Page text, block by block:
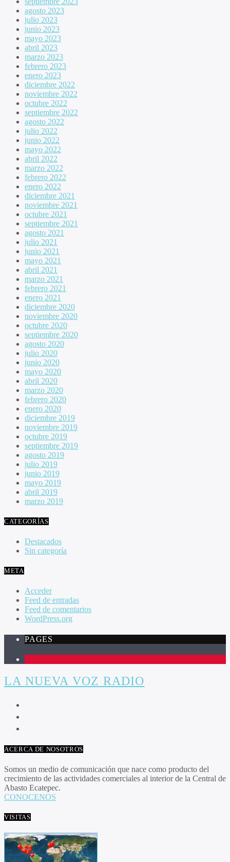
agosto 2023
julio 2023
junio 2023
mayo 2023
abril 2023
marzo 2023
febrero 2023
enero 2023
diciembre 2022
noviembre 2022
octubre 2022
septiembre 2022
agosto 2022
julio 2022
junio 2022
mayo 2022
abril 2022
marzo 2022
febrero 2022
enero 2022
diciembre 2021
noviembre 2021
octubre 2021
septiembre 2021
agosto 2021
julio 2021
junio 2021
mayo 2021
abril 2021
marzo 2021
febrero 2021
enero 2021
diciembre 2020
noviembre 2020
octubre 2020
septiembre 2020
agosto 2020
julio 2020
junio 2020
mayo 2020
abril 2020
marzo 2020
febrero 2020
enero 2020
diciembre 2019
noviembre 2019
octubre 2019
septiembre 2019
agosto 2019
julio 2019
junio 2019
mayo 2019
abril 2019
marzo 2019
CATEGORÍAS
Destacados
Sin categoría
META
Acceder
Feed de entradas
Feed de comentarios
WordPress.org
PAGES
LA NUEVA VOZ RADIO
ACERCA DE NOSOTROS
Somos un medio de comunicación que nace como producto del
crecimiento de las actividades comerciales al interior de la Central de
Abasto Ecatepec.
CONOCENOS
VISITAS